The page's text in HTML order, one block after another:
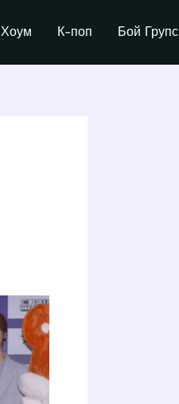
Хоум К-поп Бой Групс